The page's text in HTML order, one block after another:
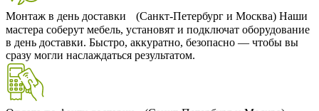
Монтаж в день доставки (Санкт-Петербург и Москва) Наши
мастера соберут мебель, установят и подключат оборудование
в день доставки. Быстро, аккуратно, безопасно — чтобы вы
сразу могли наслаждаться результатом.